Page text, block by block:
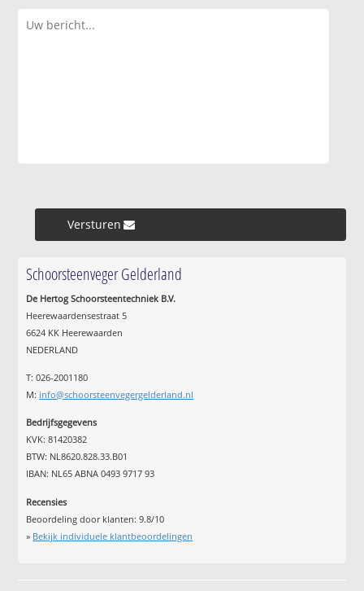
Versturen »
Schoorsteenveger Gelderland
De Hertog Schoorsteentechniek B.V.
Heerewaardensestraat 5
6624 KK Heerewaarden
NEDERLAND
T: 026-2001180
M: info@schoorsteenvegergelderland.nl
Bedrijfsgegevens
KVK: 81420382
BTW: NL8620.828.33.B01
IBAN: NL65 ABNA 0493 9717 93
Recensies
Beoordeling door klanten:9.8/10
» Bekijk individuele klantbeoordelingen